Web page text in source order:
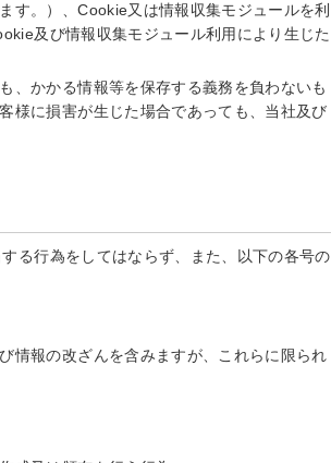
す。）、Cookie又は情報収集モジュールを利
及び情報収集モジュール利用により生じた
、かかる情報等を保存する義務を負わないも
様に損害が生じた場合であっても、当社及び
る行為をしてはならず、また、以下の各号の
情報の改ざんを含みますが、これらに限られ